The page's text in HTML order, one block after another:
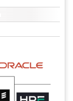
Namensnennung